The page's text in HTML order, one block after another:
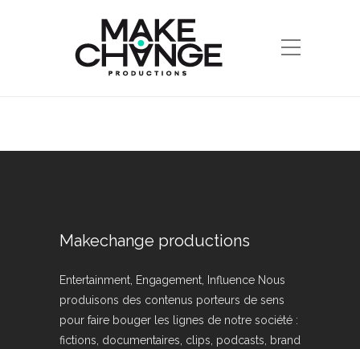
Makechange productions
Entertainment, Engagement, Influence Nous
produisons des contenus porteurs de sens
pour faire bouger les lignes de notre société :
fictions, documentaires, clips, podcasts, brand